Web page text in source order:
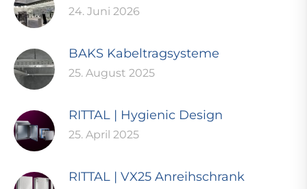
24. Juni 2026
BAKS Kabeltragsysteme
25. August 2025
RITTAL | Hygienic Design
25. April 2025
RITTAL | VX25 Anreihschrank